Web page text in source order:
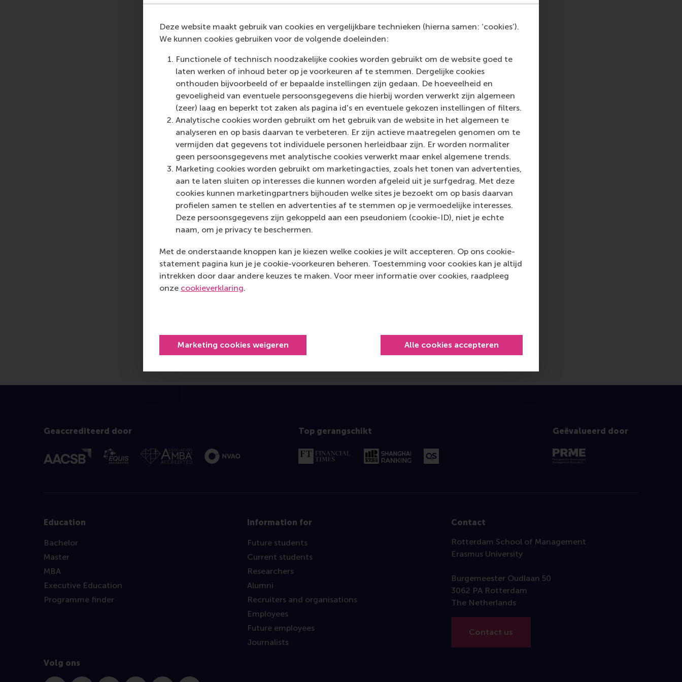
Deze website maakt gebruik van cookies en vergelijkbare technieken (hierna samen: ‘cookies’).
We kunnen cookies gebruiken voor de volgende doeleinden:
Functionele of technisch noodzakelijke cookies worden gebruikt om de website goed te
laten werken of inhoud beter op je voorkeuren af te stemmen. Dergelijke cookies
onthouden bijvoorbeeld of er bepaalde instellingen zijn gedaan. De hoeveelheid en
gevoeligheid van eventuele persoonsgegevens die hierbij worden verwerkt zijn algemeen
(zeer) laag en beperkt tot zaken als pagina id's en eventuele gekozen instellingen of filters.
Analytische cookies worden gebruikt om het gebruik van de website in het algemeen te
analyseren en op basis daarvan te verbeteren. Er zijn actieve maatregelen genomen om te
vermijden dat gegevens tot individuele personen herleidbaar zijn. Er worden normaliter
geen persoonsgegevens met analytische cookies verwerkt maar enkel algemene trends.
Marketing cookies worden gebruikt om marketingacties, zoals het tonen van advertenties,
aan te laten sluiten op interesses die kunnen worden afgeleid uit je surfgedrag. Met deze
cookies kunnen marketingpartners bijhouden welke sites je bezoekt om op basis daarvan
profielen samen te stellen en advertenties af te stemmen op je vermoedelijke interesses.
Deze persoonsgegevens zijn gekoppeld aan een pseudoniem (cookie-ID), niet je echte
naam, om je privacy te beschermen.
Met de onderstaande knoppen kan je kiezen welke cookies je wilt accepteren. Op ons cookie-
statement pagina kun je je cookie-voorkeuren beheren. Toestemming voor cookies kan je altijd
intrekken door daar andere keuzes te maken. Voor meer informatie over cookies, raadpleeg
onze cookieverklaring.
Marketing cookies weigeren Alle cookies accepteren
Register now, and receive a recording of the event for future reference!
Delen
Geaccrediteerd door Top gerangschikt Geëvalueerd door
Education
Bachelor
Master
MBA
Executive Education
Programme finder
Information for
Future students
Current students
Researchers
Alumni
Recruiters and organisations
Employees
Future employees
Journalists
Contact
Rotterdam School of Management
Erasmus University
Burgemeester Oudlaan 50
3062 PA Rotterdam
The Netherlands
Contact us
Volg ons